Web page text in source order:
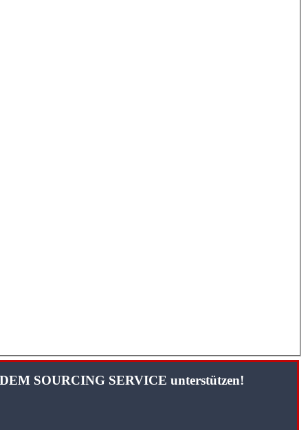
SOURCING SERVICE unterstützen!